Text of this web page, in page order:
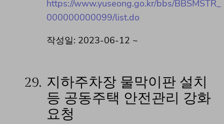
https://www.yuseong.go.kr/bbs/BBSMSTR_
000000000099/list.do
작성일: 2023-06-12 ~
29. 지하주차장 물막이판 설치
등 공동주택 안전관리 강화
요청